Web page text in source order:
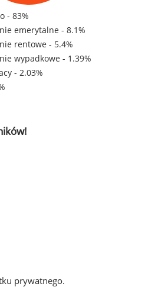
- 83%
emerytalne - 8.1%
rentowe - 5.4%
wypadkowe - 1.39%
- 2.03%
prywatnego.